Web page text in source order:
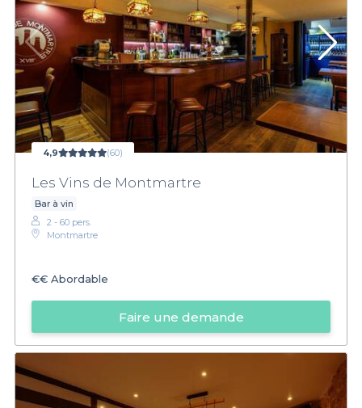
4,9 (60)
Les Vins de Montmartre
Bar à vin
2 - 60 pers.
Montmartre
€€ Abordable
Faire une demande